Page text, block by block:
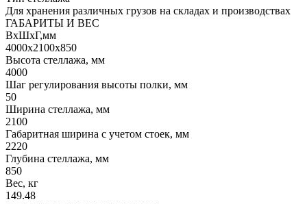
Для хранения различных грузов на складах и производствах
ГАБАРИТЫ И ВЕС
ВхШхГ,мм
4000х2100х850
Высота стеллажа, мм
4000
Шаг регулирования высоты полки, мм
50
Ширина стеллажа, мм
2100
Габаритная ширина с учетом стоек, мм
2220
Глубина стеллажа, мм
850
Вес, кг
149.48